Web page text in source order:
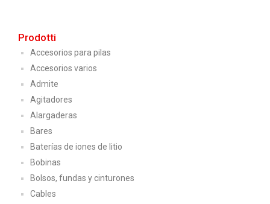
Prodotti
Accesorios para pilas
Accesorios varios
Admite
Agitadores
Alargaderas
Bares
Baterías de iones de litio
Bobinas
Bolsos, fundas y cinturones
Cables